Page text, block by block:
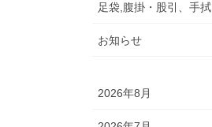
足袋,腹掛・股引、手拭
お知らせ
2026年8月